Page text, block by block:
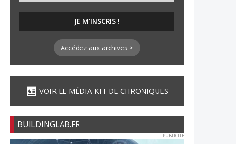
Accédez aux archives >
VOIR LE MÉDIA-KIT DE CHRONIQUES
BUILDINGLAB.FR
PUBLICITE